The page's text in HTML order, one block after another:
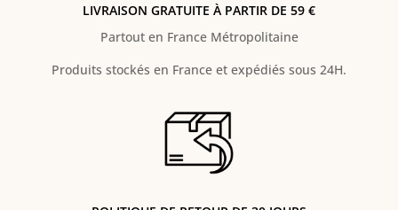
LIVRAISON GRATUITE À PARTIR DE 59 €
Partout en France Métropolitaine
Produits stockés en France et expédiés sous 24H.